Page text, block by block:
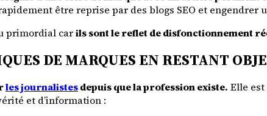
être reprise par des blogs SEO et engendrer
primordial carils sont le reflet de disfonctionnement
DE MARQUES EN RESTANT
les journalistesdepuis que la profession existe. Elle
et d’information :